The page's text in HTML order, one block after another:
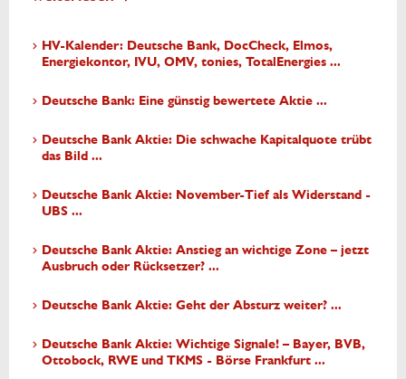
HV-Kalender: Deutsche Bank, DocCheck, Elmos,
Energiekontor, IVU, OMV, tonies, TotalEnergies ...
Deutsche Bank: Eine günstig bewertete Aktie ...
Deutsche Bank Aktie: Die schwache Kapitalquote trübt
das Bild ...
Deutsche Bank Aktie: November-Tief als Widerstand -
UBS ...
Deutsche Bank Aktie: Anstieg an wichtige Zone – jetzt
Ausbruch oder Rücksetzer? ...
Deutsche Bank Aktie: Geht der Absturz weiter? ...
Deutsche Bank Aktie: Wichtige Signale! – Bayer, BVB,
Ottobock, RWE und TKMS - Börse Frankfurt ...